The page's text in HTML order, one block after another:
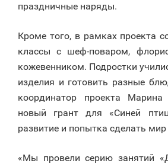
праздничные наряды.
Кроме того, в рамках проекта
классы с шеф-поваром,
кожевенником. Подростки
изделия и готовить разные
координатор проекта
новый грант для «Синей
развитие и попытка сделать мир
«Мы провели серию занятий